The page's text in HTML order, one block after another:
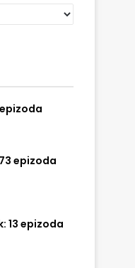
epizoda
13 epizoda